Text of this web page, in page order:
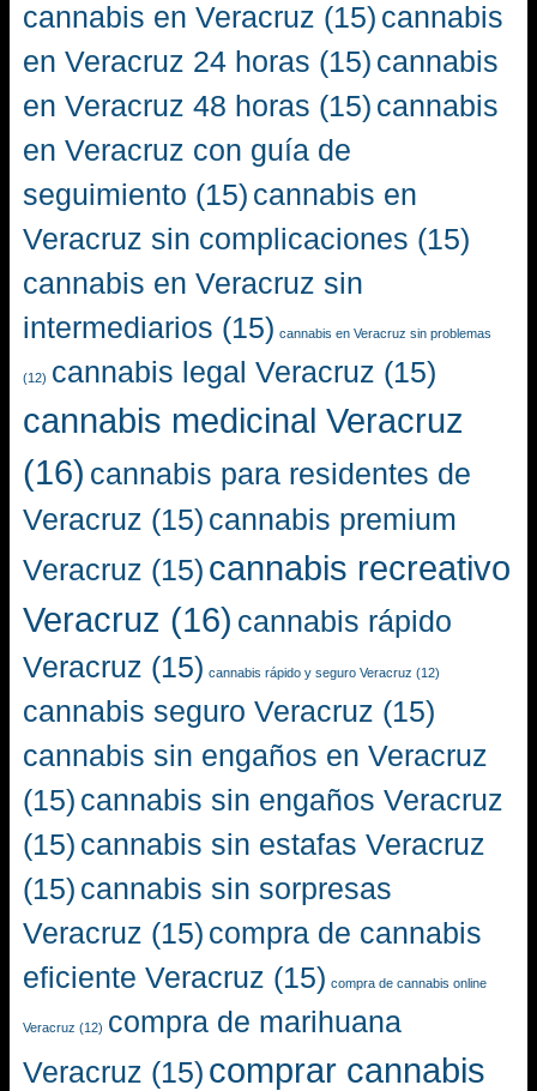
cannabis en Veracruz (15) cannabis
en Veracruz 24 horas (15) cannabis
en Veracruz 48 horas (15) cannabis
en Veracruz con guía de
seguimiento (15) cannabis en
Veracruz sin complicaciones (15)
cannabis en Veracruz sin
intermediarios (15) cannabis en Veracruz sin problemas
(12) cannabis legal Veracruz (15)
cannabis medicinal Veracruz
(16) cannabis para residentes de
Veracruz (15) cannabis premium
Veracruz (15) cannabis recreativo
Veracruz (16) cannabis rápido
Veracruz (15) cannabis rápido y seguro Veracruz (12)
cannabis seguro Veracruz (15)
cannabis sin engaños en Veracruz
(15) cannabis sin engaños Veracruz
(15) cannabis sin estafas Veracruz
(15) cannabis sin sorpresas
Veracruz (15) compra de cannabis
eficiente Veracruz (15) compra de cannabis online
Veracruz (12) compra de marihuana
Veracruz (15) comprar cannabis